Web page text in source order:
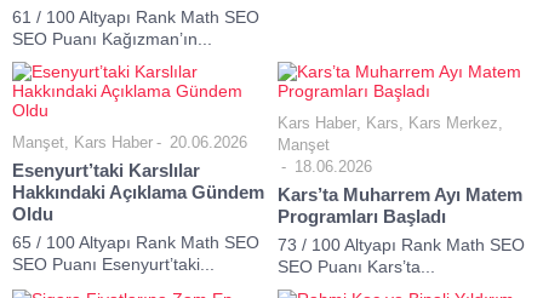
61 / 100 Altyapı Rank Math SEO
SEO Puanı Kağızman’ın...
Manşet, Kars Haber 20.06.2026
Esenyurt’taki Karslılar
Hakkındaki Açıklama Gündem
Oldu
65 / 100 Altyapı Rank Math SEO
SEO Puanı Esenyurt’taki...
Kars Haber, Kars, Kars Merkez,
Manşet
18.06.2026
Kars’ta Muharrem Ayı Matem
Programları Başladı
73 / 100 Altyapı Rank Math SEO
SEO Puanı Kars’ta...